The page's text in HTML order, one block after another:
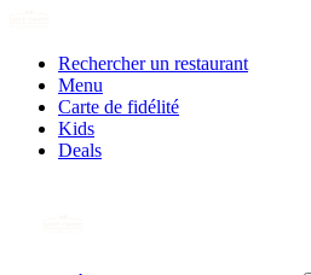
Rechercher un restaurant
Menu
Carte de fidélité
Kids
Deals